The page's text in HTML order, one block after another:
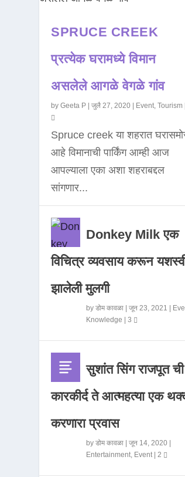
SPRUCE CREEK
प्रत्येक घरामध्ये विमान
असलेले आगळे वेगळे गांव
byGeeta P |जुलै 27, 2020 Event,Tourism
Spruce creek या शहरात
आहे विमानाची पार्किंग आम्ही आज
आपल्याला एका अशा शहराबद्दल
सांगणार...
Donkey Milk एक
विचित्र व्यवसाय करून
झालेली मुलगी
byडोम कावळा |जून 23, 2021
Knowledge |3
सुशांत सिंग राजपूत ची
कारकीर्द ते आत्महत्या एक
करणारा प्रवास
byडोम कावळा |जून 14, 2020
Entertainment, Event|2